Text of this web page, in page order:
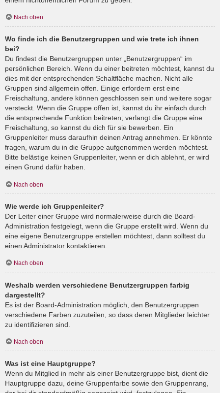
Nach oben
Wo finde ich die Benutzergruppen und wie trete ich ihnen
bei?
Du findest die Benutzergruppen unter „Benutzergruppen“ im
persönlichen Bereich. Wenn du einer beitreten möchtest, kannst du
dies mit der entsprechenden Schaltfläche machen. Nicht alle
Gruppen sind allgemein offen. Einige erfordern erst eine
Freischaltung, andere können geschlossen sein und weitere sogar
versteckt. Wenn die Gruppe offen ist, kannst du ihr einfach durch
die entsprechende Funktion beitreten; verlangt die Gruppe eine
Freischaltung, so kannst du dich für sie bewerben. Ein
Gruppenleiter muss daraufhin deinen Antrag annehmen. Er könnte
fragen, warum du in die Gruppe aufgenommen werden möchtest.
Bitte belästige keinen Gruppenleiter, wenn er dich ablehnt, er wird
einen Grund dafür haben.
Nach oben
Wie werde ich Gruppenleiter?
Der Leiter einer Gruppe wird normalerweise durch die Board-
Administration festgelegt, wenn die Gruppe erstellt wird. Wenn du
eine eigene Benutzergruppe erstellen möchtest, dann solltest du
einen Administrator kontaktieren.
Nach oben
Weshalb werden verschiedene Benutzergruppen farbig
dargestellt?
Es ist der Board-Administration möglich, den Benutzergruppen
verschiedene Farben zuzuteilen, so dass deren Mitglieder leichter
zu identifizieren sind.
Nach oben
Was ist eine Hauptgruppe?
Wenn du Mitglied in mehr als einer Benutzergruppe bist, dient die
Hauptgruppe dazu, deine Gruppenfarbe sowie den Gruppenrang,